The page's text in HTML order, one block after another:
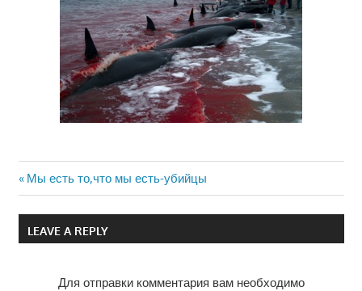
Навигация
по
Previous
Post:
Мы есть то,что мы есть-убийцы
LEAVE A REPLY
Для отправки комментария вам необходимо